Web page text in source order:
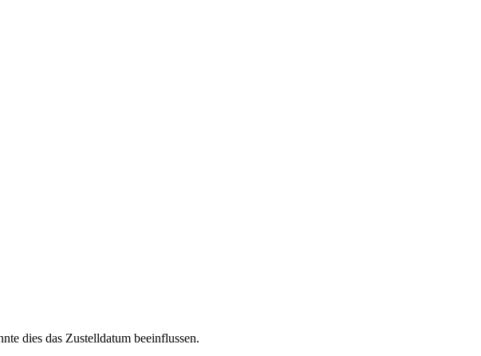
dies das Zustelldatum beeinflussen.